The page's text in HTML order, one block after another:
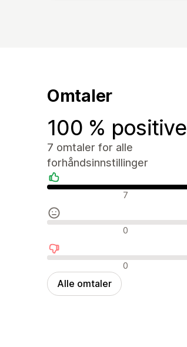
Omtaler
100 % positive
7 omtaler for alle
forhåndsinnstillinger
Positive omtaler 7
Nøytrale omtaler 0
Negative omtaler 0
Alle omtaler